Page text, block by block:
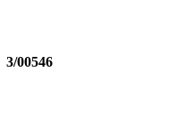
3/00546